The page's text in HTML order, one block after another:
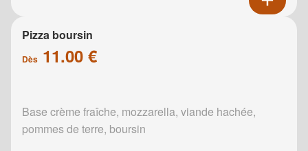
Pizza boursin
Dès 11.00 €
Base crème fraîche, mozzarella, viande hachée,
pommes de terre, boursin